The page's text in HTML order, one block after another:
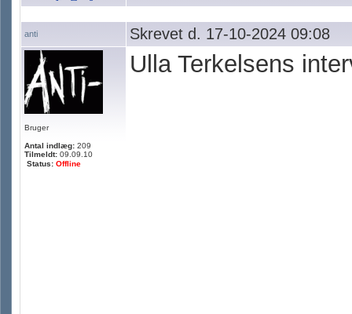
anti Skrevet d. 17-10-2024 09:08
Bruger
Antal indlæg: 209
Tilmeldt: 09.09.10
Status: Offline
Ulla Terkelsens